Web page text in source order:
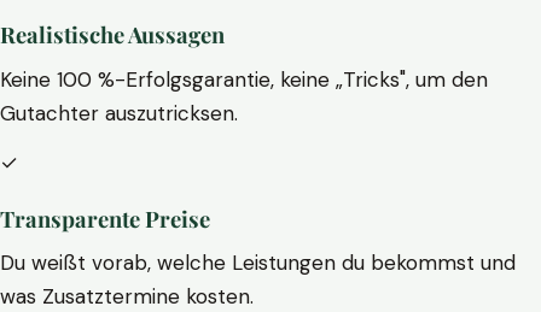
Realistische Aussagen
Keine 100 %-Erfolgsgarantie, keine „Tricks", um den
Gutachter auszutricksen.
✓
Transparente Preise
Du weißt vorab, welche Leistungen du bekommst und
was Zusatztermine kosten.